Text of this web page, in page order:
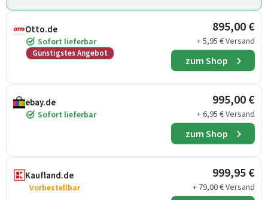
Otto.de
Sofort lieferbar
Günstigstes Angebot
895,00 €
+ 5,95 € Versand
zum Shop
ebay.de
Sofort lieferbar
995,00 €
+ 6,95 € Versand
zum Shop
Kaufland.de
Vorbestellbar
999,95 €
+ 79,00 € Versand